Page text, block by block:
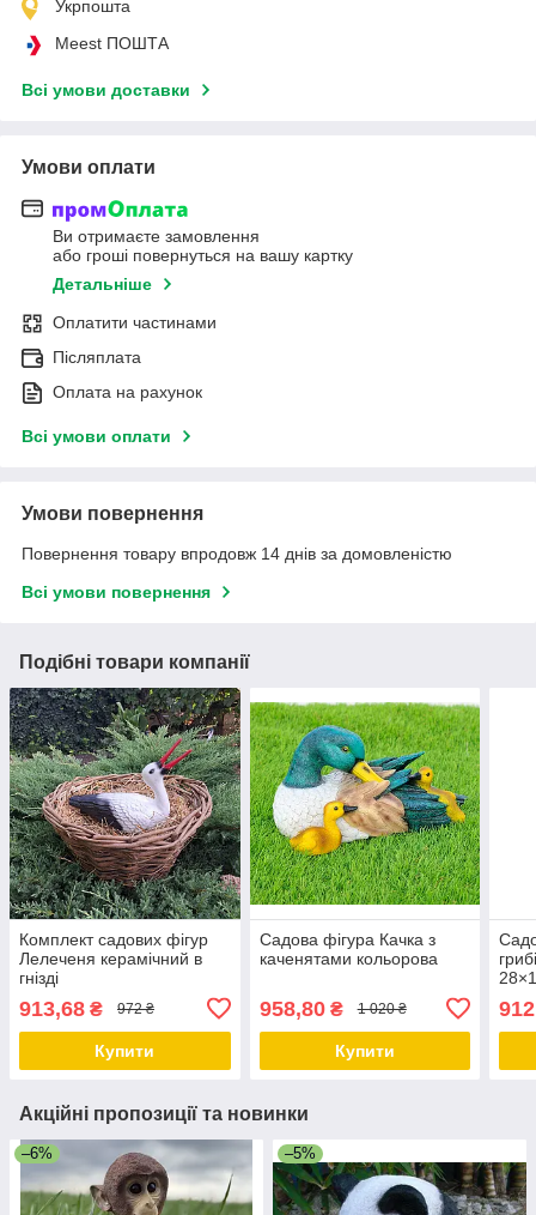
Укрпошта
Meest ПОШТА
Всі умови доставки
Умови оплати
Ви отримаєте замовлення
або гроші повернуться на вашу картку
Детальніше
Оплатити частинами
Післяплата
Оплата на рахунок
Всі умови оплати
Умови повернення
Повернення товару впродовж 14 днів за домовленістю
Всі умови повернення
Подібні товари компанії
Комплект садових фігур
Лелеченя керамічний в
гнізді
913,68 ₴ 972 ₴
Купити
Садова фігура Качка з
каченятами кольорова
958,80₴ 1 020 ₴
Купити
912
Акційні пропозиції та новинки
–6% –5%